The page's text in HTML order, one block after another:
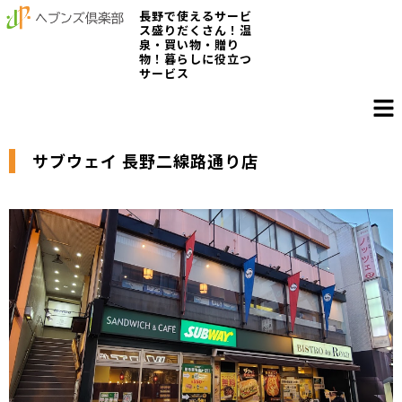
長野で使えるサービ
ス盛りだくさん！温
泉・買い物・贈り
物！暮らしに役立つ
サービス
サブウェイ 長野二線路通り店